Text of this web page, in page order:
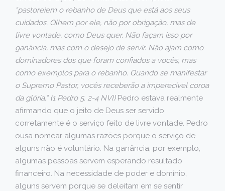
“pastoreiem o rebanho de Deus que está aos seus
cuidados. Olhem por ele, não por obrigação, mas de
livre vontade, como Deus quer. Não façam isso por
ganância, mas com o desejo de servir. Não ajam como
dominadores dos que foram confiados a vocês, mas
como exemplos para o rebanho. Quando se manifestar
o Supremo Pastor, vocês receberão a imperecível coroa
da glória.” (1 Pedro 5. 2-4 NVI)Pedro estava realmente
afirmando que o jeito de Deus ser servido
corretamente é o serviço feito de livre vontade. Pedro
ousa nomear algumas razões porque o serviço de
alguns não é voluntário. Na ganância, por exemplo,
algumas pessoas servem esperando resultado
financeiro. Na necessidade de poder e domínio,
alguns servem porque se deleitam em se sentir